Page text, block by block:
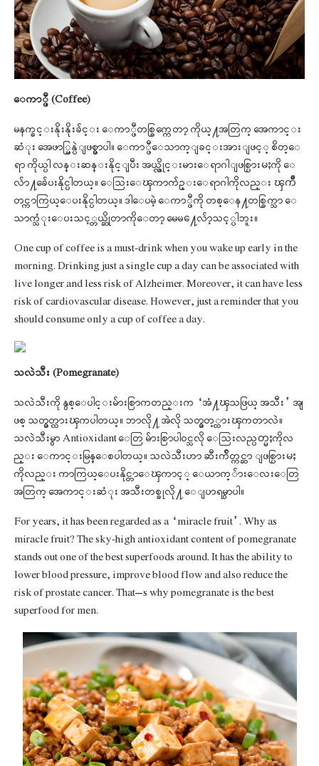
ေကာ္ဖီ (Coffee)
မနက္ခင္းနိုးနိုးခ်င္း ေကာ္ဖီတစ္ခြက္ကေတာ့ ကိုယ္႔အတြက္ အေကာင္း
ဆံုး အေဖာ္မြန္ပဲျဖစ္မွာပါ။ ေကာ္ဖီေသာက္ျခင္းအားျဖင့္ စိတ္ေ
ရာ ကိုယ္ပါ လန္းဆန္းနိုင္ျပီး အယ္လ္ဇိုင္းမားေရာဂါျဖစ္ပြားမႈကို ေ
လ်ာ႔ခ်ေပးနိုင္ပါတယ္။ ေသြးေၾကာက်ဥ္းေရာဂါကိုလည္း ၾကိဳ
တင္ကာကြယ္ေပးနိုင္ပါတယ္။ ဒါေပမဲ့ ေကာ္ဖီကို တစ္ေန႔တစ္ခြက္သာ ေ
သာက္သံုးေပးသင့္တယ္ဆိုတာကိုေတာ့ မေမ႔ေလ်ာ့သင့္ပါဘူး။
One cup of coffee is a must-drink when you wake up early in the
morning. Drinking just a single cup a day can be associated with
live longer and less risk of Alzheimer. Moreover, it can have less
risk of cardiovascular disease. However, just a reminder that you
should consume only a cup of coffee a day.
သလဲသီး (Pomegranate)
သလဲသီးကို နွစ္ေပါင္းမ်ားစြာကတည္းက “အံ႔ၾသဖြယ္ အသီး” အျ
ဖစ္ သတ္မွတ္ထားၾကပါတယ္။ ဘာလို႔ အဲလို သတ္မွတ္္ထားၾကတာလဲ။
သလဲသီးမွာ Antioxidant ေတြ မ်ားစြာပါဝင္သလို ေသြးလည္ပတ္မႈကိုလ
ည္း ေကာင္းမြန္ေစပါတယ္။ သလဲသီးဟာ ဆီးက်ိတ္ကင္ဆာ ျဖစ္ပြားမႈ
ကိုလည္း ကာကြယ္ေပးနိုင္တာေၾကာင့္ ေယာက္်ားေလးေတြ
အတြက္ အေကာင္းဆံုး အသီးတစ္ခုလို႔ ေျပာရမွာပါ။
For years, it has been regarded as a “miracle fruit”. Why as
miracle fruit? The sky-high antioxidant content of pomegranate
stands out one of the best superfoods around. It has the ability to
lower blood pressure, improve blood flow and also reduce the
risk of prostate cancer. That’s why pomegranate is the best
superfood for men.